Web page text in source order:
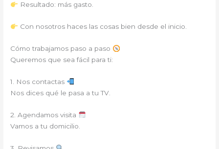
Resultado: más gasto.
Con nosotros haces las cosas bien desde el inicio.
Cómo trabajamos paso a paso
Queremos que sea fácil para ti:
1. Nos contactas
Nos dices qué le pasa a tu TV.
2. Agendamos visita
Vamos a tu domicilio.